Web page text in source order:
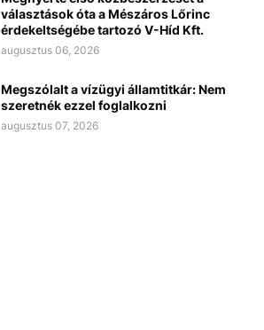
választások óta a Mészáros Lőrinc
érdekeltségébe tartozó V-Híd Kft.
augusztus 06, 2026
Megszólalt a vízügyi államtitkár: Nem
szeretnék ezzel foglalkozni
augusztus 07, 2026